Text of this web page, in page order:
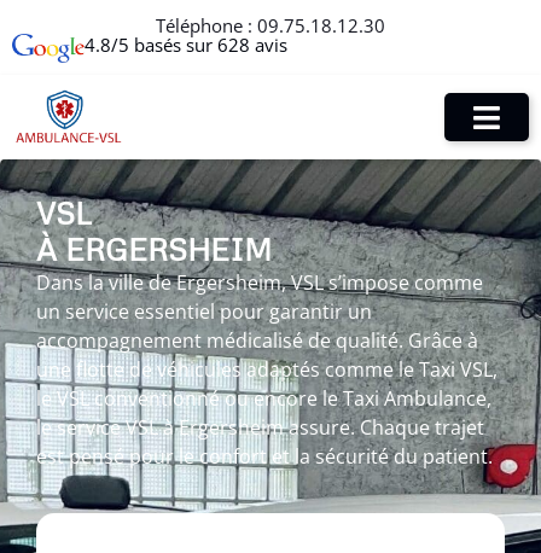
Téléphone : 09.75.18.12.30
4.8/5 basés sur 628 avis
VSL
À ERGERSHEIM
Dans la ville de Ergersheim, VSL s’impose comme
un service essentiel pour garantir un
accompagnement médicalisé de qualité. Grâce à
une flotte de véhicules adaptés comme le Taxi VSL,
le VSL conventionné ou encore le Taxi Ambulance,
le service VSL à Ergersheim assure. Chaque trajet
est pensé pour le confort et la sécurité du patient.